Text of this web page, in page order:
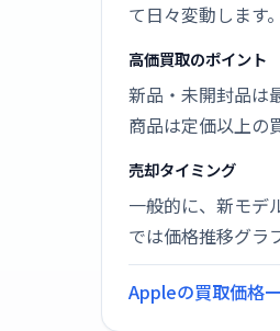
て日々変動します
高価買取のポイント
新品・未開封品は
商品は定価以上の
売却タイミング
一般的に、新モデ
では価格推移グラ
Appleの買取価格